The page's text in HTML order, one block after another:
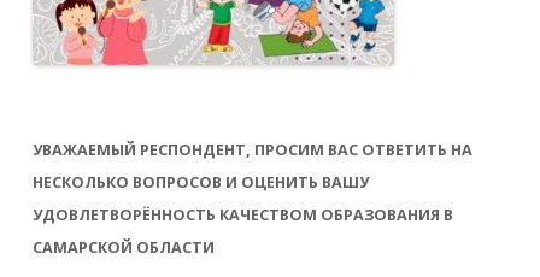
УВАЖАЕМЫЙ РЕСПОНДЕНТ, ПРОСИМ ВАС ОТВЕТИТЬ НА
НЕСКОЛЬКО ВОПРОСОВ И ОЦЕНИТЬ ВАШУ
УДОВЛЕТВОРЁННОСТЬ КАЧЕСТВОМ ОБРАЗОВАНИЯ В
САМАРСКОЙ ОБЛАСТИ